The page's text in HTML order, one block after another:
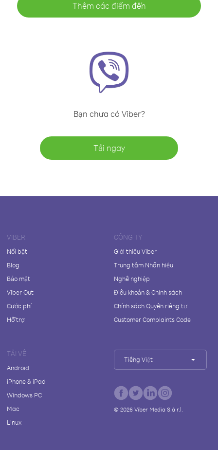
Thêm các điểm đến
Bạn chưa có Viber?
Tải ngay
VIBER
Nổi bật
Blog
Bảo mật
Viber Out
Cước phí
Hỗ trợ
CÔNG TY
Giới thiệu Viber
Trung tâm Nhãn hiệu
Nghề nghiệp
Điều khoản & Chính sách
Chính sách Quyền riêng tư
Customer Complaints Code
TẢI VỀ
Android
iPhone & iPad
Windows PC
Mac
Linux
Tiếng Việt
© 2026Viber Media S.à r.l.